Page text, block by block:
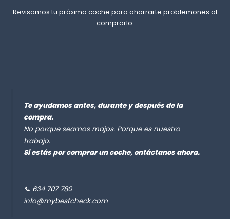
Revisamos tu próximo coche para ahorrarte problemones al
comprarlo.
Te ayudamos antes, durante y después de la
compra.
No porque seamos majos. Porque es nuestro
trabajo.
Si estás por comprar un coche, ontáctanos ahora.
📞 634 707 780
info@mybestcheck.com